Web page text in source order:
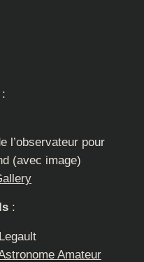
l’observateur pour
(avec image)
:
Amateur